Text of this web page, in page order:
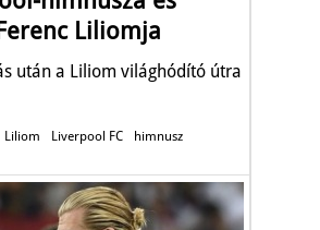
Liliomja
után a Liliom világhódító útra
Liliom Liverpool FC himnusz